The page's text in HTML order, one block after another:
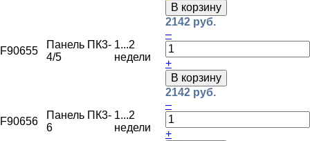
В корзину
F90655
Панель ПК3-
4/5
1...2
недели
2142 руб.
–
+
В корзину
F90656
Панель ПК3-
6
1...2
недели
2142 руб.
–
+